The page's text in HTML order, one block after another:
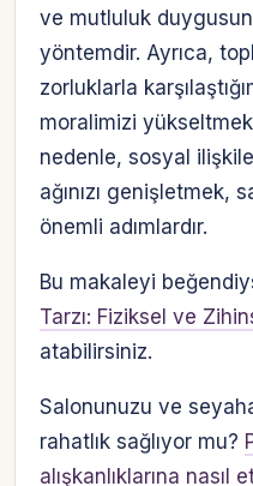
ve mutluluk
yöntemdir. Ayrıca,
zorluklarla
moralimizi
nedenle, sosyal
ağınızı genişletmek,
önemli adımlardır.
Bu makaleyi
Tarzı: Fiziksel ve
atabilirsiniz.
Salonunuzu ve
rahatlık sağlıyor mu?
alışkanlıklarına nasıl